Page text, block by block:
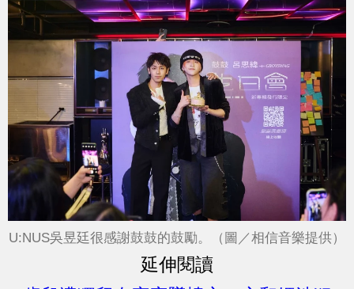
U:NUS吳昱廷很感謝鼓鼓的鼓勵。（圖／相信音樂提供）
延伸閱讀